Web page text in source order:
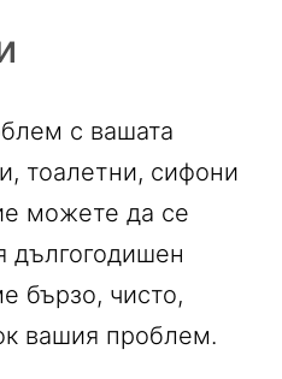
с вашата
тоалетни, сифони
можете да се
дългогодишен
бързо, чисто,
вашия проблем.